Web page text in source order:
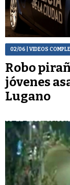
02/06 | VIDEOS
Robo
jóvenes
Lugano